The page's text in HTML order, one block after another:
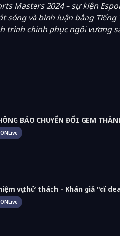
Masters 2024– sự kiện
sóng và bình luận bằng
trình chinh phục ngôi vương
BÁO CHUYỂN ĐỔI GEM
ONLive
vụ thử thách - Khán giả "dí
ONLive